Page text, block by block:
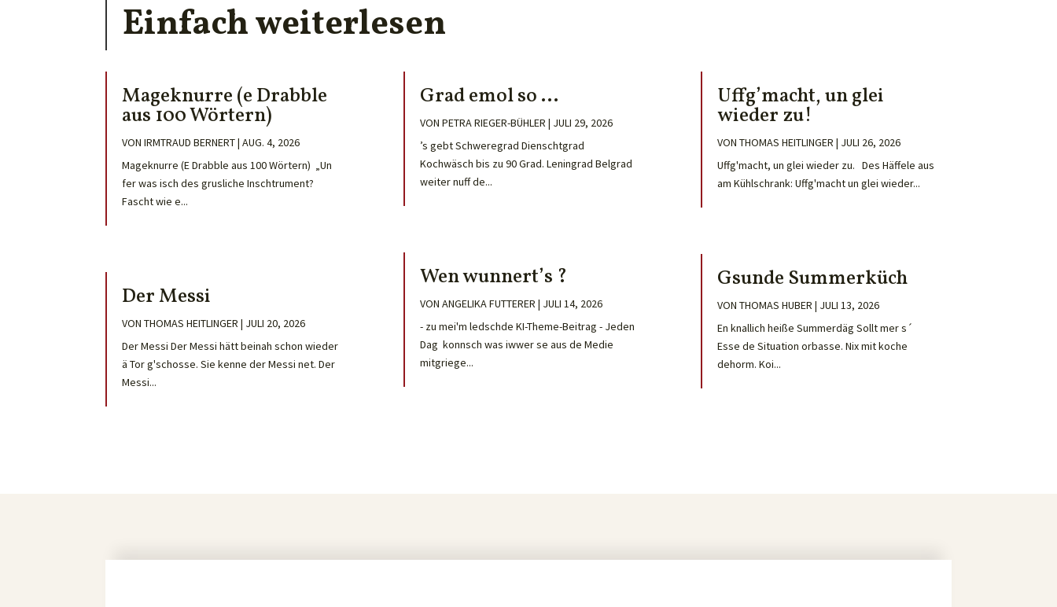
Einfach weiterlesen
Mageknurre (e Drabble
aus 100 Wörtern)
VONIRMTRAUD BERNERT|AUG. 4, 2026
Mageknurre (E Drabble aus 100 Wörtern) „Un
fer was isch des grusliche Inschtrument?
Fascht wie e...
Der Messi
VONTHOMAS HEITLINGER | JULI 20, 2026
Der Messi Der Messi hätt beinah schon wieder
ä Tor g'schosse. Sie kenne der Messi net. Der
Messi...
Grad emol so …
VON PETRA RIEGER-BÜHLER | JULI 29, 2026
’s gebt Schweregrad Dienschtgrad
Kochwäsch bis zu 90 Grad. Leningrad Belgrad
weiter nuff de...
Wen wunnert’s ?
VON ANGELIKA FUTTERER | JULI 14, 2026
- zu mei'm ledschde KI-Theme-Beitrag - Jeden
Dag konnsch was iwwer se aus de Medie
mitgriege...
Uffg’macht, un glei
wieder zu!
VON THOMAS HEITLINGER | JULI 26, 2026
Uffg'macht, un glei wieder zu. Des Häffele aus
am Kühlschrank: Uffg'macht un glei wieder...
Gsunde Summerküch
VON THOMAS HUBER | JULI 13, 2026
En knallich heiße Summerdäg Sollt mer s´
Esse de Situation orbasse. Nix mit koche
dehorm. Koi...